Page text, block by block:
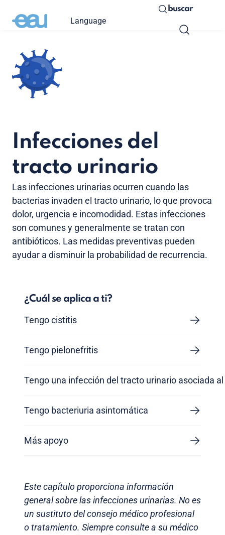
Language
buscar
Infecciones del
tracto urinario
Las infecciones urinarias ocurren cuando las
bacterias invaden el tracto urinario, lo que provoca
dolor, urgencia e incomodidad. Estas infecciones
son comunes y generalmente se tratan con
antibióticos. Las medidas preventivas pueden
ayudar a disminuir la probabilidad de recurrencia.
¿Cuál se aplica a ti?
Tengo cistitis
Tengo pielonefritis
Tengo una infección del tracto urinario asociada
Tengo bacteriuria asintomática
Más apoyo
Este capítulo proporciona información
general sobre las infecciones urinarias. No es
un sustituto del consejo médico profesional
o tratamiento. Siempre consulte a su médico